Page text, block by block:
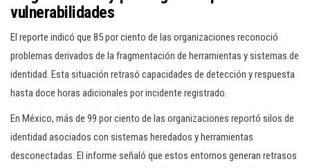
vulnerabilidades
El reporte indicó que 85 por ciento de las organizaciones reconoció
problemas derivados de la fragmentación de herramientas y sistemas de
identidad. Esta situación retrasó capacidades de detección y respuesta
hasta doce horas adicionales por incidente registrado.
En México, más de 99 por ciento de las organizaciones reportó silos de
identidad asociados con sistemas heredados y herramientas
desconectadas. El informe señaló que estos entornos generan retrasos